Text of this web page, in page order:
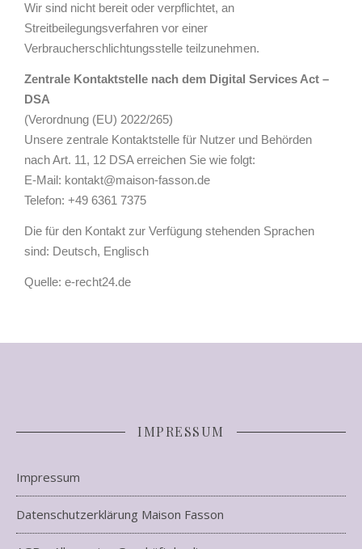
Wir sind nicht bereit oder verpflichtet, an
Streitbeilegungsverfahren vor einer
Verbraucherschlichtungsstelle teilzunehmen.
Zentrale Kontaktstelle nach dem Digital Services Act –
DSA
(Verordnung (EU) 2022/265)
Unsere zentrale Kontaktstelle für Nutzer und Behörden
nach Art. 11, 12 DSA erreichen Sie wie folgt:
E-Mail: kontakt@maison-fasson.de
Telefon: +49 6361 7375
Die für den Kontakt zur Verfügung stehenden Sprachen
sind: Deutsch, Englisch
Quelle: e-recht24.de
IMPRESSUM
Impressum
Datenschutzerklärung Maison Fasson